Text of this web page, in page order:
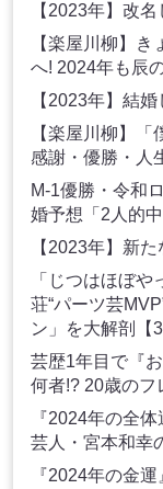
【2023年】改
【楽屋川柳】
へ! 2024年も辰
【2023年】結
【楽屋川柳】
感謝・優勝・人
M-1優勝・令和
婚予想「2人的
【2023年】新
「じつはほぼ
荘“パーツ芸
ン」を大解剖【
芸歴1年目で『
何者!? 20歳のフ
『2024年の全
芸人・宮本和幸
『2024年の金